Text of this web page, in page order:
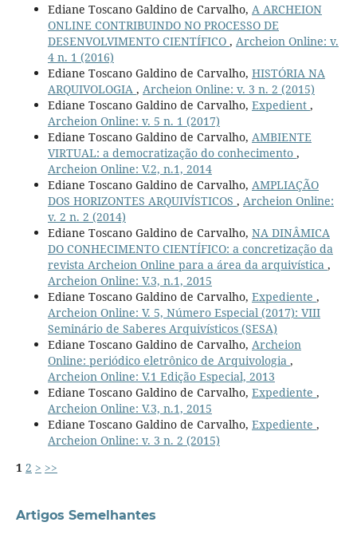
Ediane Toscano Galdino de Carvalho, A ARCHEION
ONLINE CONTRIBUINDO NO PROCESSO DE
DESENVOLVIMENTO CIENTÍFICO , Archeion Online: v.
4 n. 1 (2016)
Ediane Toscano Galdino de Carvalho, HISTÓRIA NA
ARQUIVOLOGIA , Archeion Online: v. 3 n. 2 (2015)
Ediane Toscano Galdino de Carvalho, Expedient ,
Archeion Online: v. 5 n. 1 (2017)
Ediane Toscano Galdino de Carvalho, AMBIENTE
VIRTUAL: a democratização do conhecimento ,
Archeion Online: V.2, n.1, 2014
Ediane Toscano Galdino de Carvalho, AMPLIAÇÃO
DOS HORIZONTES ARQUIVÍSTICOS , Archeion Online:
v. 2 n. 2 (2014)
Ediane Toscano Galdino de Carvalho, NA DINÂMICA
DO CONHECIMENTO CIENTÍFICO: a concretização da
revista Archeion Online para a área da arquivística ,
Archeion Online: V.3, n.1, 2015
Ediane Toscano Galdino de Carvalho, Expediente ,
Archeion Online: V. 5, Número Especial (2017): VIII
Seminário de Saberes Arquivísticos (SESA)
Ediane Toscano Galdino de Carvalho, Archeion
Online: periódico eletrônico de Arquivologia ,
Archeion Online: V.1 Edição Especial, 2013
Ediane Toscano Galdino de Carvalho, Expediente ,
Archeion Online: V.3, n.1, 2015
Ediane Toscano Galdino de Carvalho, Expediente ,
Archeion Online: v. 3 n. 2 (2015)
1 2 > >>
Artigos Semelhantes